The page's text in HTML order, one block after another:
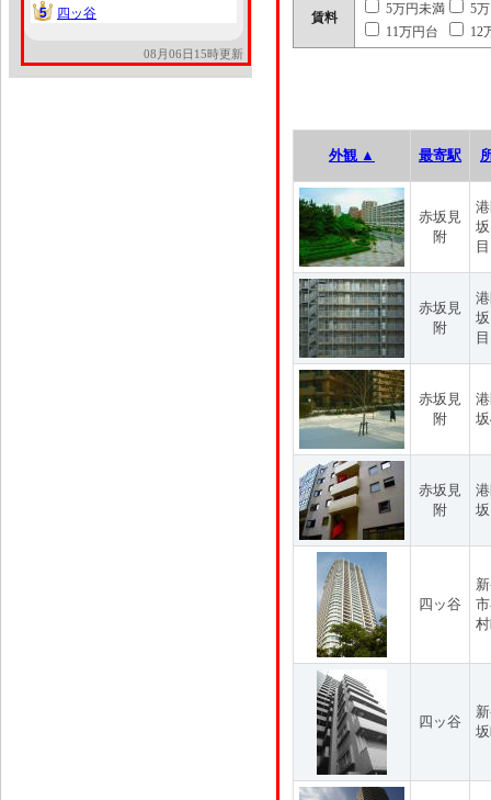
5
5 四ッ谷
08月06日15時更新
賃料
5万円未満
5
11万円台
12
外観 ▲ 最寄駅
赤坂見
附
目
赤坂見
附
目
赤坂見
附
赤坂見
附
四ッ谷
四ッ谷